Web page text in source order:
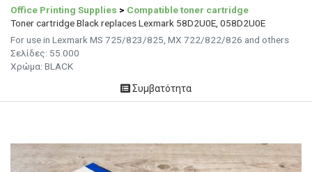
Office Printing Supplies > Compatible toner cartridge
Toner cartridge Black replaces Lexmark 58D2U0E, 058D2U0E
For use in Lexmark MS 725/823/825, MX 722/822/826 and others
Σελίδες: 55.000
Χρώμα: BLACK
Συμβατότητα